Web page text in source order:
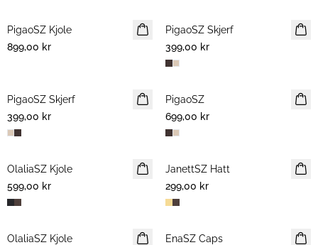
NYHET
PigaoSZ Kjole
899,00 kr
NYHET
PigaoSZ Skjerf
399,00 kr
NYHET
PigaoSZ Skjerf
399,00 kr
NYHET
PigaoSZ
699,00 kr
NYHET
OlaliaSZ Kjole
599,00 kr
NYHET
JanettSZ Hatt
299,00 kr
NYHET
OlaliaSZ Kjole
NYHET
EnaSZ Caps